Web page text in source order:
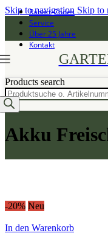
Skip to navigation Skip to
Rabatt-Codes
Service
Über 25 Jahre
Kontakt
Products search
Akku
-20% Neu
In den Warenkorb